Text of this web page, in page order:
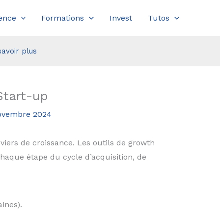
Formations Invest Tutos
plus
up
2024
de croissance. Les outils de growth
étape du cycle d’acquisition, de